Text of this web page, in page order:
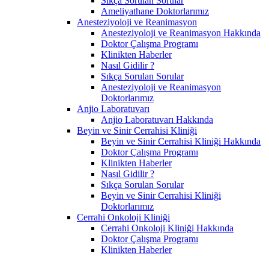
Ameliyathane Doktorlarımız
Anesteziyoloji ve Reanimasyon
Anesteziyoloji ve Reanimasyon Hakkında
Doktor Çalışma Programı
Klinikten Haberler
Nasıl Gidilir ?
Sıkça Sorulan Sorular
Anesteziyoloji ve Reanimasyon
Doktorlarımız
Anjio Laboratuvarı
Anjio Laboratuvarı Hakkında
Beyin ve Sinir Cerrahisi Kliniği
Beyin ve Sinir Cerrahisi Kliniği Hakkında
Doktor Çalışma Programı
Klinikten Haberler
Nasıl Gidilir ?
Sıkça Sorulan Sorular
Beyin ve Sinir Cerrahisi Kliniği
Doktorlarımız
Cerrahi Onkoloji Kliniği
Cerrahi Onkoloji Kliniği Hakkında
Doktor Çalışma Programı
Klinikten Haberler